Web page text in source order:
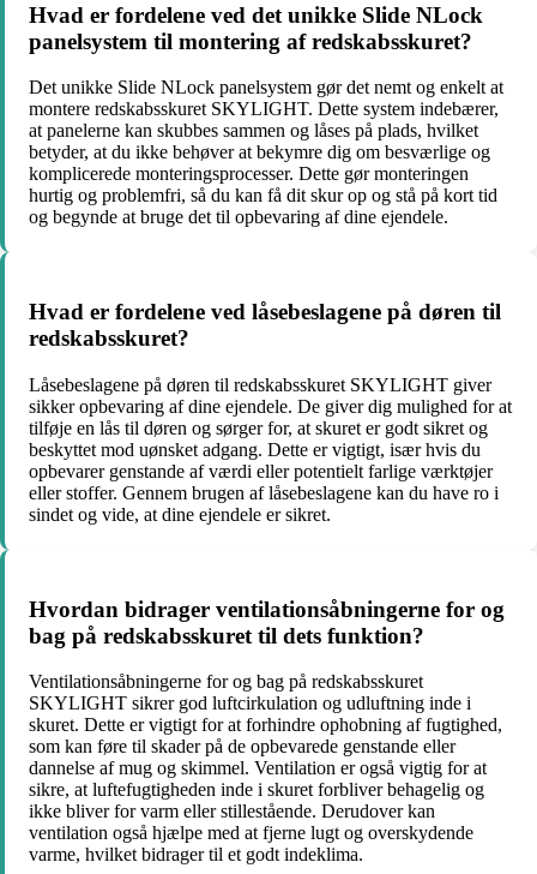
Hvad er fordelene ved det unikke Slide NLock
panelsystem til montering af redskabsskuret?
Det unikke Slide NLock panelsystem gør det nemt og enkelt at
montere redskabsskuret SKYLIGHT. Dette system indebærer,
at panelerne kan skubbes sammen og låses på plads, hvilket
betyder, at du ikke behøver at bekymre dig om besværlige og
komplicerede monteringsprocesser. Dette gør monteringen
hurtig og problemfri, så du kan få dit skur op og stå på kort tid
og begynde at bruge det til opbevaring af dine ejendele.
Hvad er fordelene ved låsebeslagene på døren til
redskabsskuret?
Låsebeslagene på døren til redskabsskuret SKYLIGHT giver
sikker opbevaring af dine ejendele. De giver dig mulighed for at
tilføje en lås til døren og sørger for, at skuret er godt sikret og
beskyttet mod uønsket adgang. Dette er vigtigt, især hvis du
opbevarer genstande af værdi eller potentielt farlige værktøjer
eller stoffer. Gennem brugen af låsebeslagene kan du have ro i
sindet og vide, at dine ejendele er sikret.
Hvordan bidrager ventilationsåbningerne for og
bag på redskabsskuret til dets funktion?
Ventilationsåbningerne for og bag på redskabsskuret
SKYLIGHT sikrer god luftcirkulation og udluftning inde i
skuret. Dette er vigtigt for at forhindre ophobning af fugtighed,
som kan føre til skader på de opbevarede genstande eller
dannelse af mug og skimmel. Ventilation er også vigtig for at
sikre, at luftefugtigheden inde i skuret forbliver behagelig og
ikke bliver for varm eller stillestående. Derudover kan
ventilation også hjælpe med at fjerne lugt og overskydende
varme, hvilket bidrager til et godt indeklima.